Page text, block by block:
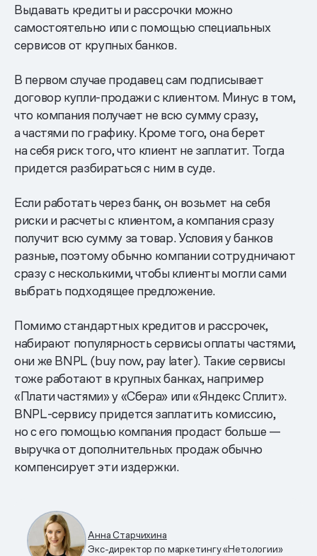
Выдавать кредиты и рассрочки можно
самостоятельно или с помощью специальных
сервисов от крупных банков.
В первом случае продавец сам подписывает
договор купли-продажи с клиентом. Минус в том,
что компания получает не всю сумму сразу,
а частями по графику. Кроме того, она берет
на себя риск того, что клиент не заплатит. Тогда
придется разбираться с ним в суде.
Если работать через банк, он возьмет на себя
риски и расчеты с клиентом, а компания сразу
получит всю сумму за товар. Условия у банков
разные, поэтому обычно компании сотрудничают
сразу с несколькими, чтобы клиенты могли сами
выбрать подходящее предложение.
Помимо стандартных кредитов и рассрочек,
набирают популярность сервисы оплаты частями,
они же BNPL (buy now, pay later). Такие сервисы
тоже работают в крупных банках, например
«Плати частями» у «Сбера» или «Яндекс Сплит».
BNPL-сервису придется заплатить комиссию,
но с его помощью компания продаст больше —
выручка от дополнительных продаж обычно
компенсирует эти издержки.
Анна Старчихина
Экс-директор по маркетингу «Нетологии»